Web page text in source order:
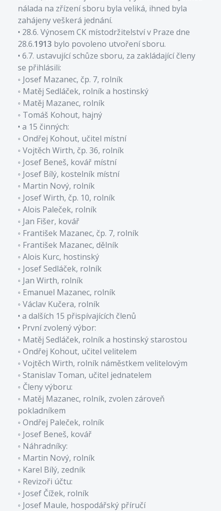
nálada na zřízení sboru byla veliká, ihned byla
zahájeny veškerá jednání.
• 28.6. Výnosem CK místodržitelství v Praze dne
28.6.1913 bylo povoleno utvoření sboru.
• 6.7. ustavující schůze sboru, za zakládající členy
se přihlásili:
◦ Josef Mazanec, čp. 7, rolník
◦ Matěj Sedláček, rolník a hostinský
◦ Matěj Mazanec, rolník
◦ Tomáš Kohout, hajný
• a 15 činných:
◦ Ondřej Kohout, učitel místní
◦ Vojtěch Wirth, čp. 36, rolník
◦ Josef Beneš, kovář místní
◦ Josef Bílý, kostelník místní
◦ Martin Nový, rolník
◦ Josef Wirth, čp. 10, rolník
◦ Alois Paleček, rolník
◦ Jan Fišer, kovář
◦ František Mazanec, čp. 7, rolník
◦ František Mazanec, dělník
◦ Alois Kurc, hostinský
◦ Josef Sedláček, rolník
◦ Jan Wirth, rolník
◦ Emanuel Mazanec, rolník
◦ Václav Kučera, rolník
• a dalších 15 přispívajících členů
• První zvolený výbor:
◦ Matěj Sedláček, rolník a hostinský starostou
◦ Ondřej Kohout, učitel velitelem
◦ Vojtěch Wirth, rolník náměstkem velitelovým
◦ Stanislav Toman, učitel jednatelem
◦ Členy výboru:
◦ Matěj Mazanec, rolník, zvolen zároveň
pokladníkem
◦ Ondřej Paleček, rolník
◦ Josef Beneš, kovář
◦ Náhradníky:
◦ Martin Nový, rolník
◦ Karel Bílý, zedník
◦ Revizoři účtu:
◦ Josef Čížek, rolník
◦ Josef Maule, hospodářský příručí